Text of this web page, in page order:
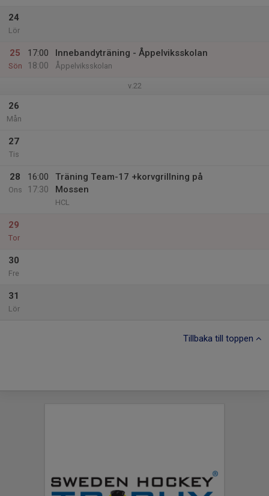
24
Lör
25
Sön
17:00
18:00
Innebandyträning - Åppelviksskolan
Åppelviksskolan
v.22
26
Mån
27
Tis
28
Ons
16:00
17:30
Träning Team-17 +korvgrillning på
Mossen
HCL
29
Tor
30
Fre
31
Lör
Tillbaka till toppen